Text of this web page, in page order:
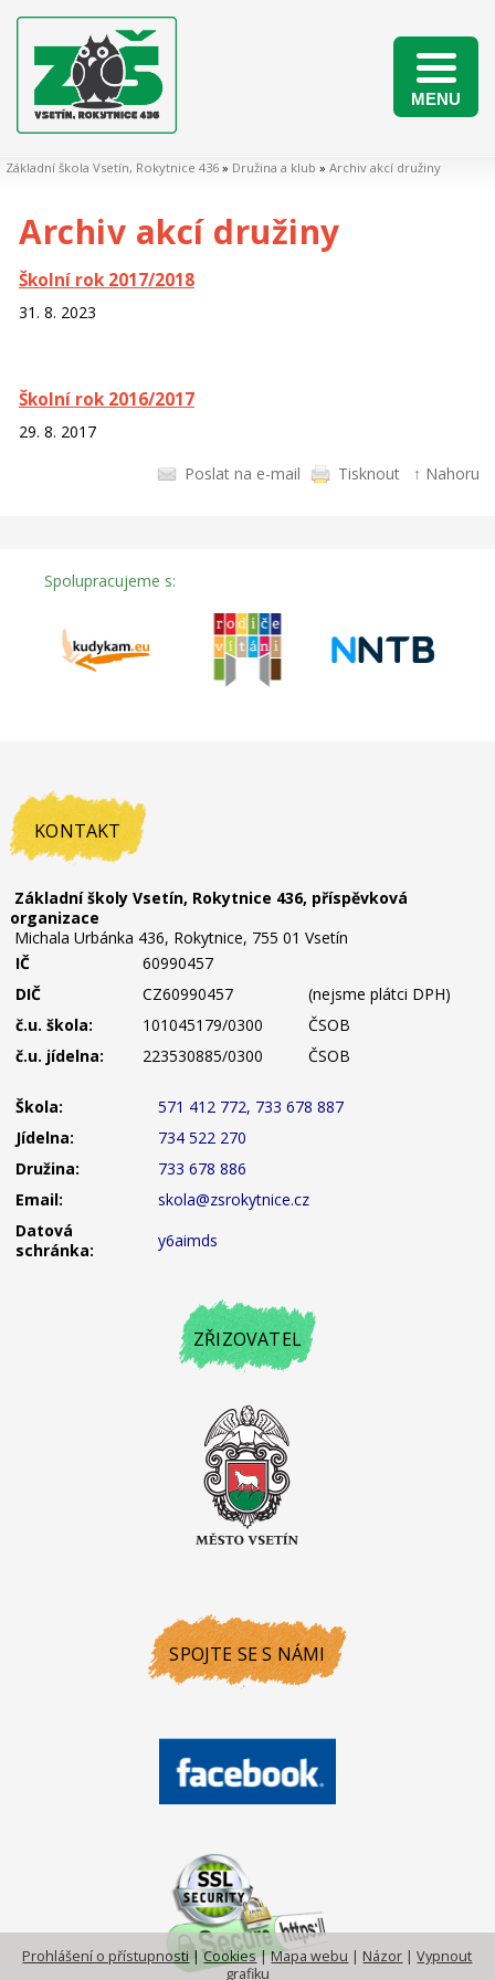
MENU
Základní škola Vsetín, Rokytnice 436 » Družina a klub » Archiv akcí družiny
Archiv akcí družiny
Školní rok 2017/2018
31. 8. 2023
Školní rok 2016/2017
29. 8. 2017
Poslat na e-mail
Tisknout ↑ Nahoru
Spolupracujeme s:
KONTAKT
Základní školy Vsetín, Rokytnice 436, příspěvková
organizace
Michala Urbánka 436, Rokytnice, 755 01 Vsetín
IČ
60990457
DIČ
CZ60990457
(nejsme plátci DPH)
č.u. škola:
101045179/0300
ČSOB
č.u. jídelna:
223530885/0300 ČSOB
Škola:
571 412 772, 733 678 887
Jídelna:
734 522 270
Družina:
733 678 886
Email:
skola@zsrokytnice.cz
Datová
schránka:
y6aimds
ZŘIZOVATEL
SPOJTE SE S NÁMI
Prohlášení o přístupnosti |Cookies|Mapa webu | Názor |Vypnout
grafiku